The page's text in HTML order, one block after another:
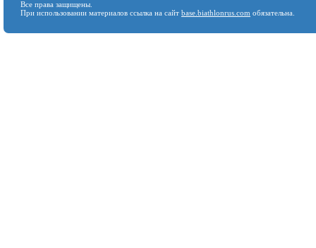
Все права защищены.
При использовании материалов ссылка на сайт base.biathlonrus.com обязательна.